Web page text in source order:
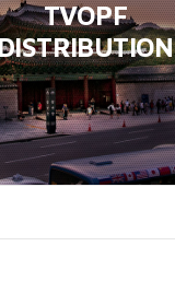
TVOPF